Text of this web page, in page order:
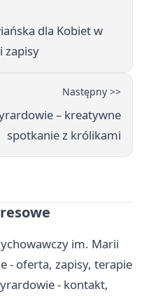
dla Kobiet w
zapisy
Następny >>
– kreatywne
spotkanie z królikami
im. Marii
- oferta, zapisy, terapie
- kontakt,